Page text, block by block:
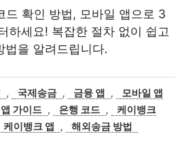
드 확인 방법, 모바일 앱으로 3
하세요! 복잡한 절차 없이 쉽고
법을 알려드립니다.
, 국제송금 , 금융 앱 ,
모바일 앱
앱 가이드 , 은행 코드 ,
케이뱅크
케이뱅크 앱 , 해외송금 방법